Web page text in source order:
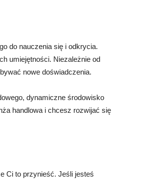
do nauczenia się i odkrycia.
umiejętności. Niezależnie od
nowe doświadczenia.
dynamiczne środowisko
handlowa i chcesz rozwijać się
Ci to przynieść. Jeśli jesteś